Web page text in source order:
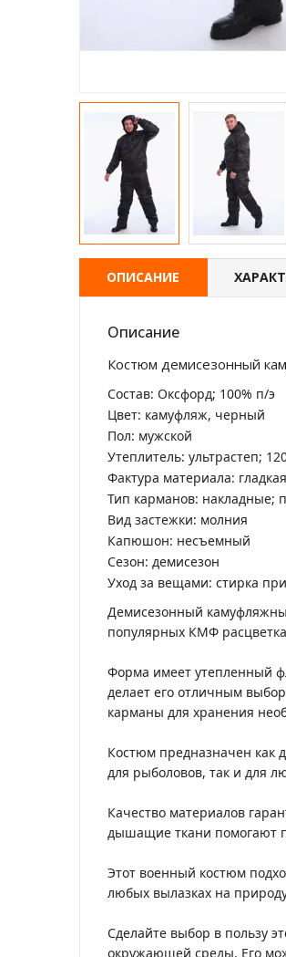
ОПИСАНИЕ
Описание
Костюм демисезонный
Состав: Оксфорд; 100% п/э
Цвет: камуфляж, черный
Пол: мужской
Утеплитель: ультрастеп;
Фактура материала: гладкая
Тип карманов: накладные;
Вид застежки: молния
Капюшон: несъемный
Сезон: демисезон
Уход за вещами: стирка
Демисезонный
популярных КМФ
Форма имеет утепленный
делает его отличным
карманы для хранения
Костюм предназначен как
для рыболовов, так и для
Качество материалов
дышащие ткани помогают
Этот военный костюм
любых вылазках на
Сделайте выбор в пользу
окружающей среды. Его